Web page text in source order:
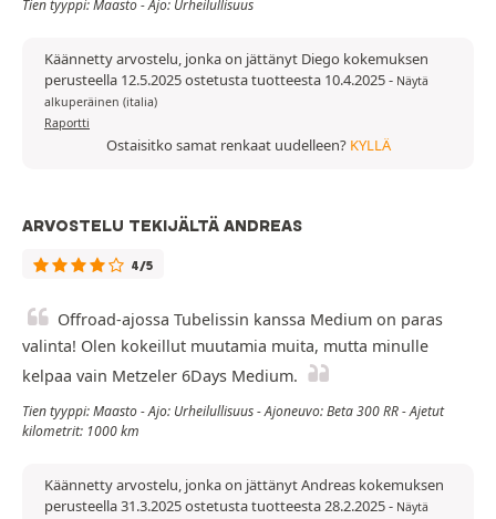
Tien tyyppi: Maasto - Ajo: Urheilullisuus
Käännetty arvostelu, jonka on jättänyt Diego kokemuksen
perusteella 12.5.2025 ostetusta tuotteesta 10.4.2025- Näytä
alkuperäinen (italia)
Raportti
Ostaisitko samat renkaat uudelleen? KYLLÄ
ARVOSTELU TEKIJÄLTÄ ANDREAS
4/5
Offroad-ajossa Tubelissin kanssa Medium on paras
valinta! Olen kokeillut muutamia muita, mutta minulle
kelpaa vain Metzeler 6Days Medium.
Tien tyyppi: Maasto - Ajo: Urheilullisuus - Ajoneuvo: Beta 300 RR - Ajetut
kilometrit: 1000 km
Käännetty arvostelu, jonka on jättänyt Andreas kokemuksen
perusteella 31.3.2025 ostetusta tuotteesta 28.2.2025- Näytä